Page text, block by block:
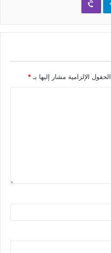
الحقول الإلزامية مشار إليها بـ *